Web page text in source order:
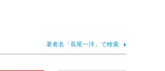
著者名「長尾一洋」で検索